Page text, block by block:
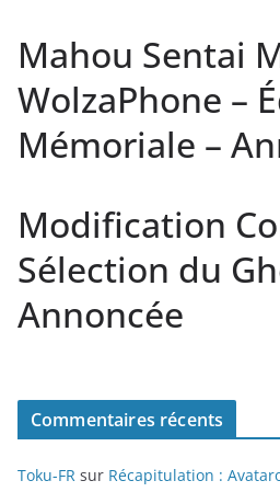
Mahou Sentai
WolzaPhone –
Mémoriale –
Modification
Sélection du
Annoncée
Commentaires récents
Toku-FR sur Récapitulation :